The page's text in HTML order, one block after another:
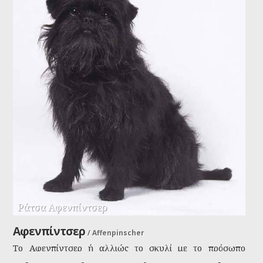
Ράτσα Αφενπίντσερ
Αφενπίντσερ /Affenpinscher
Το Αφενπίντσερ ή αλλιώς το σκυλί με το πρόσωπο